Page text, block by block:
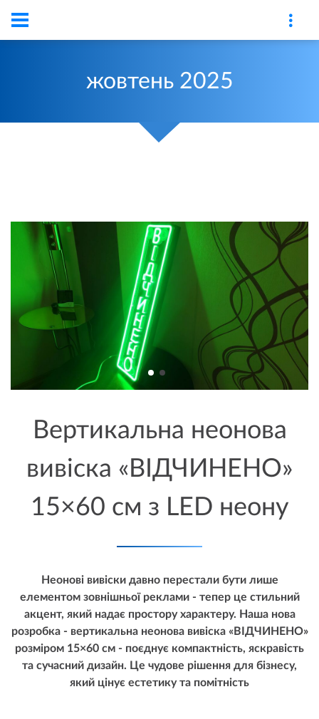
жовтень 2025
Вертикальна неонова
вивіска «ВІДЧИНЕНО»
15×60 см з LED неону
Неонові вивіски давно перестали бути лише
елементом зовнішньої реклами - тепер це стильний
акцент, який надає простору характеру. Наша нова
розробка - вертикальна неонова вивіска «ВІДЧИНЕНО»
розміром 15×60 см - поєднує компактність, яскравість
та сучасний дизайн. Це чудове рішення для бізнесу,
який цінує естетику та помітність